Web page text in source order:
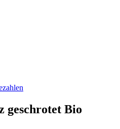
geschrotet Bio